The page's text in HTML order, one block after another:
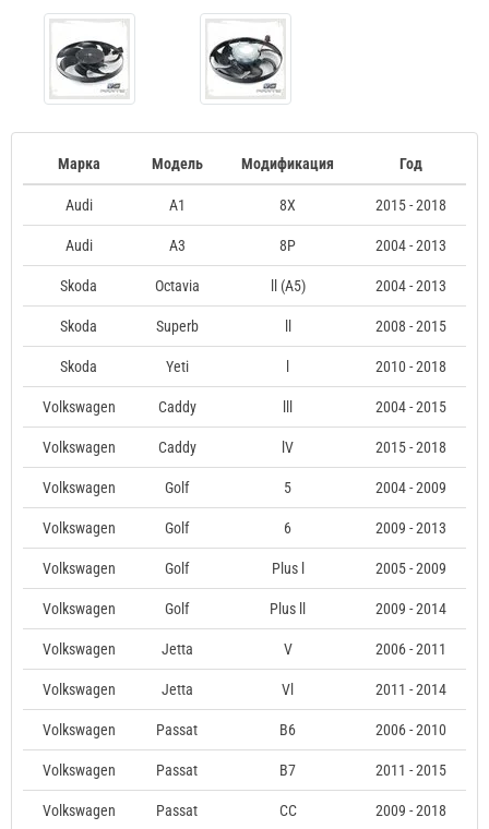
Марка Модель Модификация Год
Audi A1 8X 2015 - 2018
Audi A3 8P 2004 - 2013
Skoda Octavia ll (A5) 2004 - 2013
Skoda Superb 2008 - 2015
Skoda Yeti 2010 - 2018
Volkswagen Caddy 2004 - 2015
Volkswagen Caddy lV 2015 - 2018
Volkswagen Golf 5 2004 - 2009
Volkswagen Golf 6 2009 - 2013
Volkswagen Golf Plus l 2005 - 2009
Volkswagen Golf Plus ll 2009 - 2014
Volkswagen Jetta V 2006 - 2011
Volkswagen Jetta Vl 2011 - 2014
Volkswagen Passat B6 2006 - 2010
Volkswagen Passat B7 2011 - 2015
Volkswagen Passat CC 2009 - 2018